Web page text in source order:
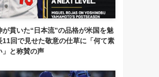
が貫いた“日本流”の品格が米国を魅
11回で見せた敬意の仕草に「何て素
」と称賛の声